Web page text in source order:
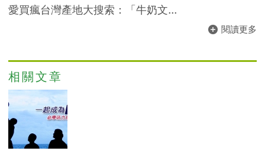
愛買瘋台灣產地大搜索：「牛奶文...
閱讀更多
相關文章